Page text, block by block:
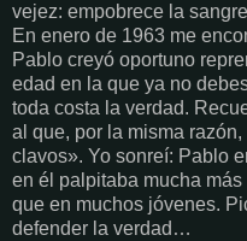
vejez: empobrece la
En enero de 1963 me
Pablo creyó oportuno
edad en la que ya no
toda costa la verdad.
al que, por la misma
clavos». Yo sonreí: Pablo
en él palpitaba mucha
que en muchos jóvenes.
defender la verdad…